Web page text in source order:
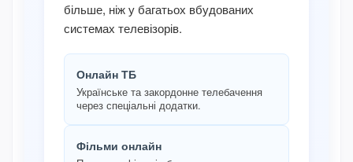
більше, ніж у багатьох вбудованих
системах телевізорів.
Онлайн ТБ
Українське та закордонне телебачення
через спеціальні додатки.
Фільми онлайн